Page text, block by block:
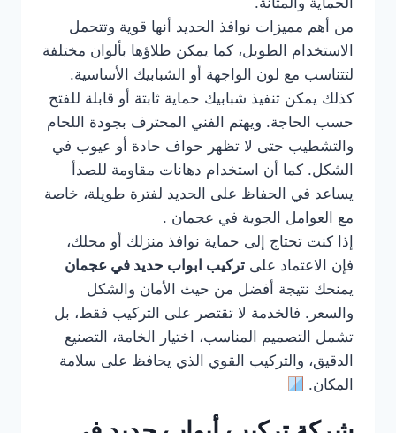
من أهم مميزات نوافذ الحديد أنها قوية وتتحمل
الاستخدام الطويل، كما يمكن طلاؤها بألوان مختلفة
لتتناسب مع لون الواجهة أو الشبابيك الأساسية.
كذلك يمكن تنفيذ شبابيك حماية ثابتة أو قابلة للفتح
حسب الحاجة. ويهتم الفني المحترف بجودة اللحام
والتشطيب حتى لا تظهر حواف حادة أو عيوب في
الشكل. كما أن استخدام دهانات مقاومة للصدأ
يساعد في الحفاظ على الحديد لفترة طويلة، خاصة
مع العوامل الجوية في عجمان .
إذا كنت تحتاج إلى حماية نوافذ منزلك أو محلك،
فإن الاعتماد على تركيب ابواب حديد في عجمان
يمنحك نتيجة أفضل من حيث الأمان والشكل
والسعر. فالخدمة لا تقتصر على التركيب فقط، بل
تشمل التصميم المناسب، اختيار الخامة، التصنيع
الدقيق، والتركيب القوي الذي يحافظ على سلامة
المكان.